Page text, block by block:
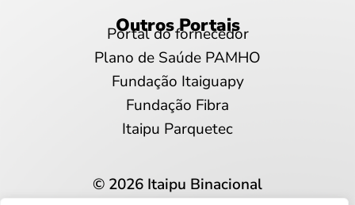
Outros Portais
Portal do fornecedor
Plano de Saúde PAMHO
Fundação Itaiguapy
Fundação Fibra
Itaipu Parquetec
© 2026 Itaipu Binacional